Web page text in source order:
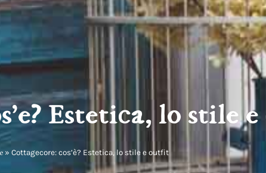
Estetica, lo stile
» Cottagecore: cos’è? Estetica, lo stile e outfit